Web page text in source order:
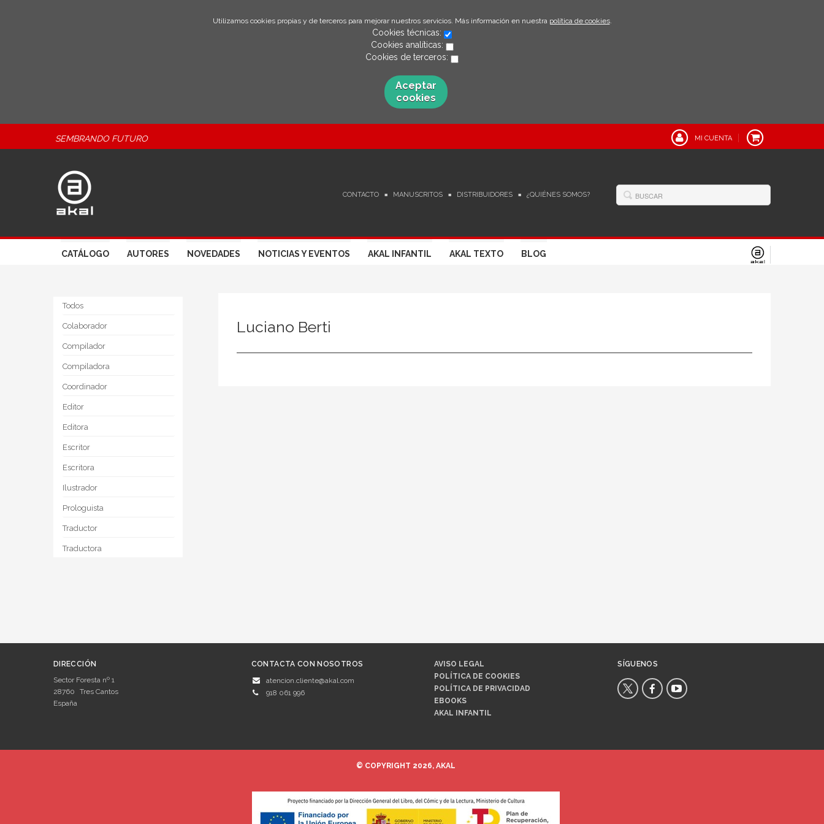
Utilizamos cookies propias y de terceros para mejorar nuestros servicios. Más información en nuestra política de cookies.
Cookies técnicas:
Cookies analíticas:
Cookies de terceros:
Aceptar
cookies
SEMBRANDO FUTURO MI CUENTA
CONTACTO MANUSCRITOS DISTRIBUIDORES ¿QUIÉNES SOMOS?
CATÁLOGO AUTORES NOVEDADES NOTICIAS Y EVENTOS AKAL INFANTIL AKAL TEXTO BLOG
Todos
Colaborador
Compilador
Compiladora
Coordinador
Editor
Editora
Escritor
Escritora
Ilustrador
Prologuista
Traductor
Traductora
Luciano Berti
DIRECCIÓN
Sector Foresta nº 1
28760
Tres Cantos
España
CONTACTA CON NOSOTROS
atencion.cliente@akal.com
918 061 996
AVISO LEGAL
POLÍTICA DE COOKIES
POLÍTICA DE PRIVACIDAD
EBOOKS
AKAL INFANTIL
SÍGUENOS
© COPYRIGHT 2026, AKAL